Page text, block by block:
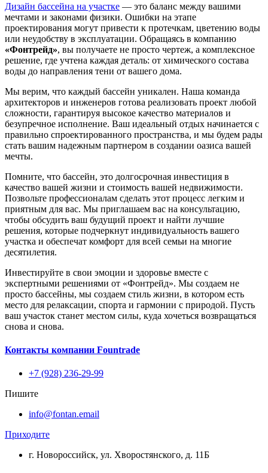
Дизайн бассейна на участке — это баланс между вашими
мечтами и законами физики. Ошибки на этапе
проектирования могут привести к протечкам, цветению воды
или неудобству в эксплуатации. Обращаясь в компанию
«Фонтрейд», вы получаете не просто чертеж, а комплексное
решение, где учтена каждая деталь: от химического состава
воды до направления тени от вашего дома.
Мы верим, что каждый бассейн уникален. Наша команда
архитекторов и инженеров готова реализовать проект любой
сложности, гарантируя высокое качество материалов и
безупречное исполнение. Ваш идеальный отдых начинается с
правильно спроектированного пространства, и мы будем рады
стать вашим надежным партнером в создании оазиса вашей
мечты.
Помните, что бассейн, это долгосрочная инвестиция в
качество вашей жизни и стоимость вашей недвижимости.
Позвольте профессионалам сделать этот процесс легким и
приятным для вас. Мы приглашаем вас на консультацию,
чтобы обсудить ваш будущий проект и найти лучшие
решения, которые подчеркнут индивидуальность вашего
участка и обеспечат комфорт для всей семьи на многие
десятилетия.
Инвестируйте в свои эмоции и здоровье вместе с
экспертными решениями от «Фонтрейд». Мы создаем не
просто бассейны, мы создаем стиль жизни, в котором есть
место для релаксации, спорта и гармонии с природой. Пусть
ваш участок станет местом силы, куда хочеться возвращаться
снова и снова.
Контакты компании Fountrade
+7 (928) 236-29-99
Пишите
info@fontan.email
Приходите
г. Новороссийск, ул. Хворостянского, д. 11Б